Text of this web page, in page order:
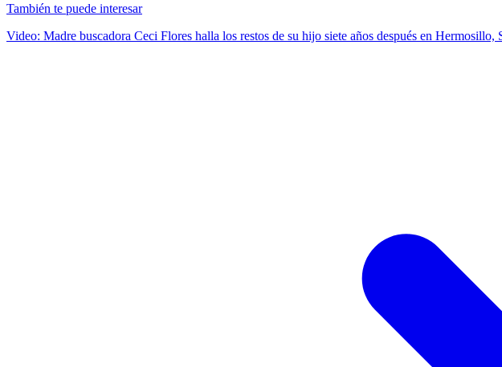
También te puede interesar
Video: Madre buscadora Ceci Flores halla los restos de su hijo siete años después en Hermosillo,